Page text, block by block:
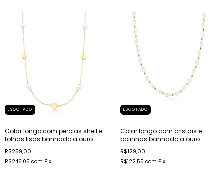
ESGOTADO
Colar longo com pérolas shell e
folhas lisas banhado a ouro
R$259,00
R$246,05 com Pix
ESGOTADO
Colar longo com cristais e
bolinhas banhado a ouro
R$129,00
R$122,55 com Pix